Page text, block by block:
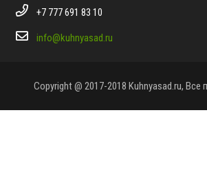
+7 777 691 83 10
info@kuhnyasad.ru
Copyright @ 2017-2018 Kuhnyasad.ru,